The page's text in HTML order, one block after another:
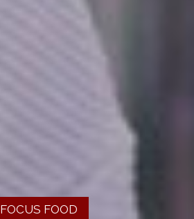
FOCUS FOOD